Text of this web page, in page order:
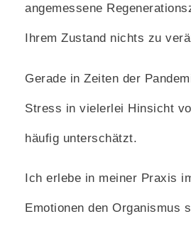
angemessene
Ihrem Zustand nichts zu
Gerade in Zeiten der
Stress in vielerlei Hinsicht
häufig unterschätzt.
Ich erlebe in meiner Praxis
Emotionen den Organismus